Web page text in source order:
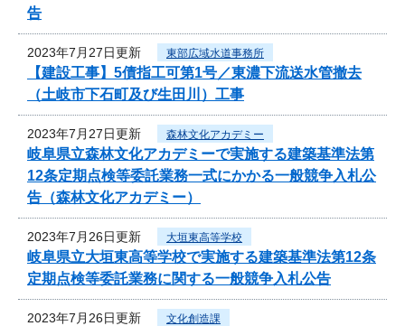
告
2023年7月27日更新 東部広域水道事務所
【建設工事】5債指工可第1号／東濃下流送水管撤去
（土岐市下石町及び生田川）工事
2023年7月27日更新 森林文化アカデミー
岐阜県立森林文化アカデミーで実施する建築基準法第
12条定期点検等委託業務一式にかかる一般競争入札公
告（森林文化アカデミー）
2023年7月26日更新 大垣東高等学校
岐阜県立大垣東高等学校で実施する建築基準法第12条
定期点検等委託業務に関する一般競争入札公告
2023年7月26日更新 文化創造課